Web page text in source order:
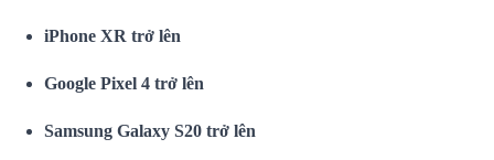
iPhone XR trở lên
Google Pixel 4 trở lên
Samsung Galaxy S20 trở lên